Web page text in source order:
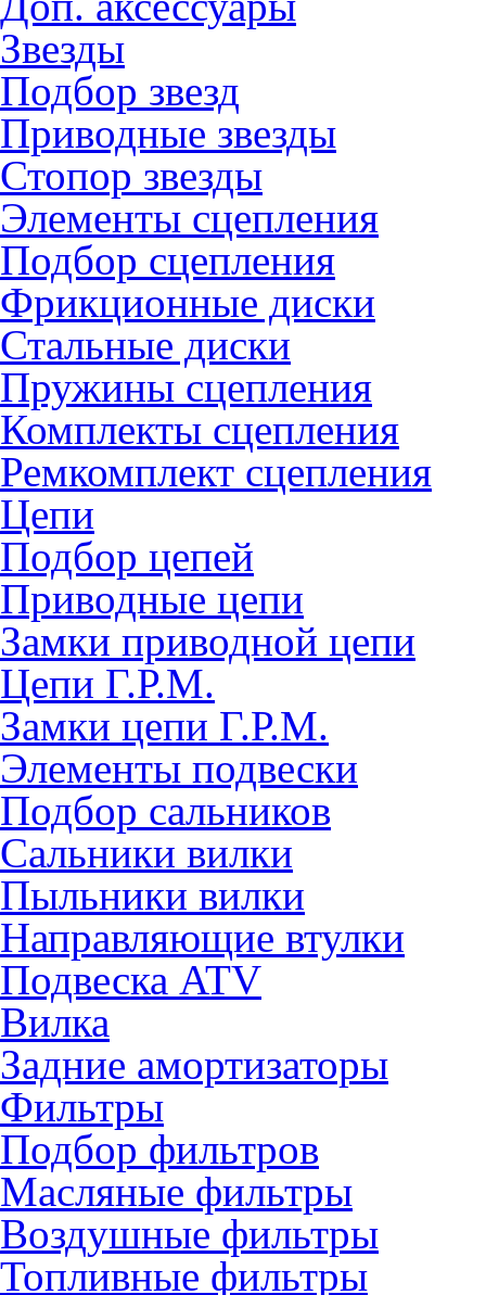
Звезды
Подбор звезд
Приводные звезды
Стопор звезды
Элементы сцепления
Подбор сцепления
Фрикционные диски
Стальные диски
Пружины сцепления
Комплекты сцепления
Ремкомплект сцепления
Цепи
Подбор цепей
Приводные цепи
Замки приводной цепи
Цепи Г.Р.М.
Замки цепи Г.Р.М.
Элементы подвески
Подбор сальников
Сальники вилки
Пыльники вилки
Направляющие втулки
Подвеска ATV
Вилка
Задние амортизаторы
Фильтры
Подбор фильтров
Масляные фильтры
Воздушные фильтры
Топливные фильтры